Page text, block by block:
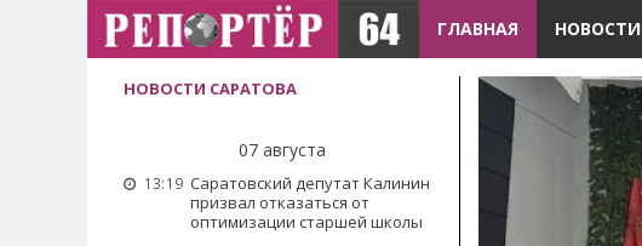
ГЛАВНАЯ НОВОСТИ
НОВОСТИ САРАТОВА
07 августа
13:19 Саратовский депутат Калинин
призвал отказаться от
оптимизации старшей школы